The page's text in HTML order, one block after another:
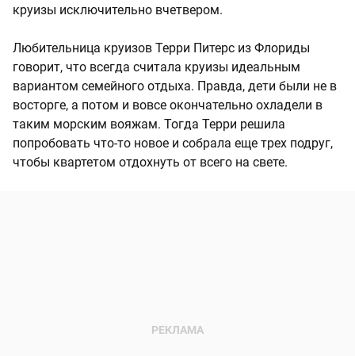
круизы исключительно вчетвером.
Любительница круизов Терри Питерс из Флориды
говорит, что всегда считала круизы идеальным
вариантом семейного отдыха. Правда, дети были не в
восторге, а потом и вовсе окончательно охладели в
таким морским вояжам. Тогда Терри решила
попробовать что-то новое и собрала еще трех подруг,
чтобы квартетом отдохнуть от всего на свете.